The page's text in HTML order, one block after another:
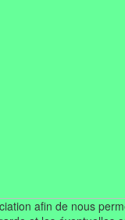
afin de nous